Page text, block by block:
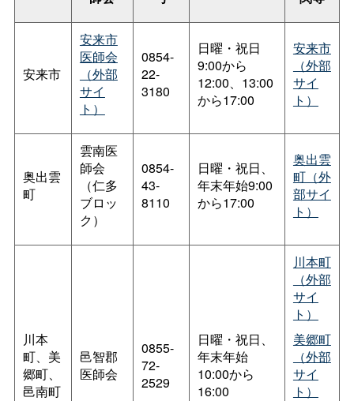
安来市
安来市
医師会
（外部
サイ
ト）
0854-
22-
3180
日曜・祝日
9:00から
12:00、13:00
から17:00
安来市
（外部
サイ
ト）
奥出雲
町
雲南医
師会
（仁多
ブロッ
ク）
0854-
43-
8110
日曜・祝日、
年末年始9:00
から17:00
奥出雲
町（外
部サイ
ト）
川本
町、美
郷町、
邑南町
邑智郡
医師会
0855-
72-
2529
日曜・祝日、
年末年始
10:00から
16:00
川本町
（外部
サイ
ト）
美郷町
（外部
サイ
ト）